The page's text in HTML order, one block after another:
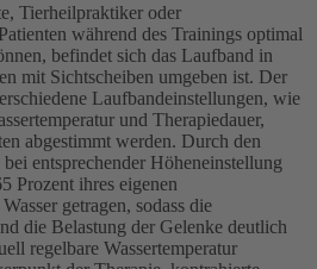
Tierheilpraktiker oder
während des Trainings optimal
befindet sich das Laufband in
mit Sichtscheiben umgeben ist. Der
Laufbandeinstellungen, wie
und Therapiedauer,
abgestimmt werden. Durch den
entsprechender Höheneinstellung
Prozent ihres eigenen
getragen, sodass die
die Belastung der Gelenke deutlich
regelbare Wassertemperatur